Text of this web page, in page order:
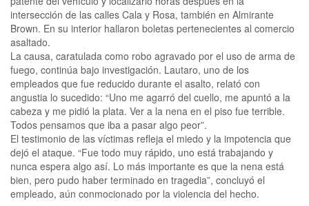
intersección de las calles Cala y Rosa, también en Almirante
Brown. En su interior hallaron boletas pertenecientes al comercio
asaltado.
La causa, caratulada como robo agravado por el uso de arma de
fuego, continúa bajo investigación. Lautaro, uno de los
empleados que fue reducido durante el asalto, relató con
angustia lo sucedido: “Uno me agarró del cuello, me apuntó a la
cabeza y me pidió la plata. Ver a la nena en el piso fue terrible.
Todos pensamos que iba a pasar algo peor”.
El testimonio de las víctimas refleja el miedo y la impotencia que
dejó el ataque. “Fue todo muy rápido, uno está trabajando y
nunca espera algo así. Lo más importante es que la nena está
bien, pero pudo haber terminado en tragedia”, concluyó el
empleado, aún conmocionado por la violencia del hecho.